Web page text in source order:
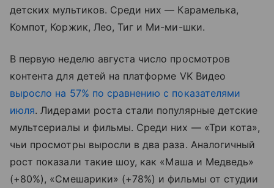
детских мультиков. Среди них — Карамелька,
Компот, Коржик, Лео, Тиг и Ми-ми-шки.
В первую неделю августа число просмотров
контента для детей на платформе VK Видео
выросло на 57% по сравнению с показателями
июля. Лидерами роста стали популярные детские
мультсериалы и фильмы. Среди них — «Три кота»,
чьи просмотры выросли в два раза. Аналогичный
рост показали такие шоу, как «Маша и Медведь»
(+80%), «Смешарики» (+78%) и фильмы от студии